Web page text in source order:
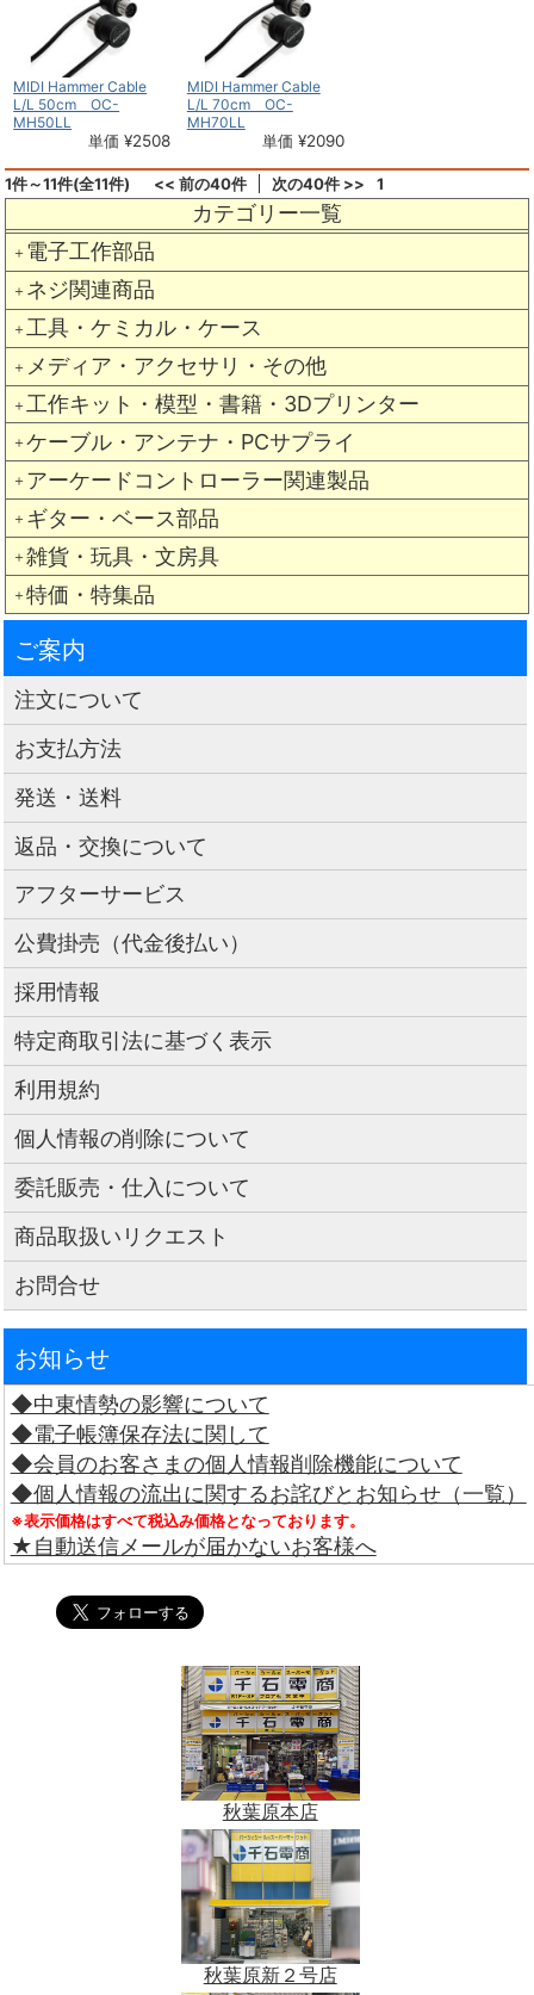
カテゴリー一覧
＋ 電子工作部品
＋ ネジ関連商品
＋ 工具・ケミカル・ケース
＋ メディア・アクセサリ・その他
＋ 工作キット・模型・書籍・3Dプリンター
＋ ケーブル・アンテナ・PCサプライ
＋ アーケードコントローラー関連製品
＋ ギター・ベース部品
＋ 雑貨・玩具・文房具
＋ 特価・特集品
MIDI Hammer Cable
L/L 50cm OC-
MH50LL
単価 ¥2508
MIDI Hammer Cable
L/L 70cm OC-
MH70LL
単価 ¥2090
1件～11件(全11件) << 前の40件 次の40件 >> 1
ご案内
注文について
お支払方法
発送・送料
返品・交換について
アフターサービス
公費掛売（代金後払い）
採用情報
特定商取引法に基づく表示
利用規約
個人情報の削除について
委託販売・仕入について
商品取扱いリクエスト
お問合せ
お知らせ
◆中東情勢の影響について
◆電子帳簿保存法に関して
◆会員のお客さまの個人情報削除機能について
◆個人情報の流出に関するお詫びとお知らせ（一覧）
※表示価格はすべて税込み価格となっております。
★自動送信メールが届かないお客様へ
秋葉原本店
秋葉原新２号店